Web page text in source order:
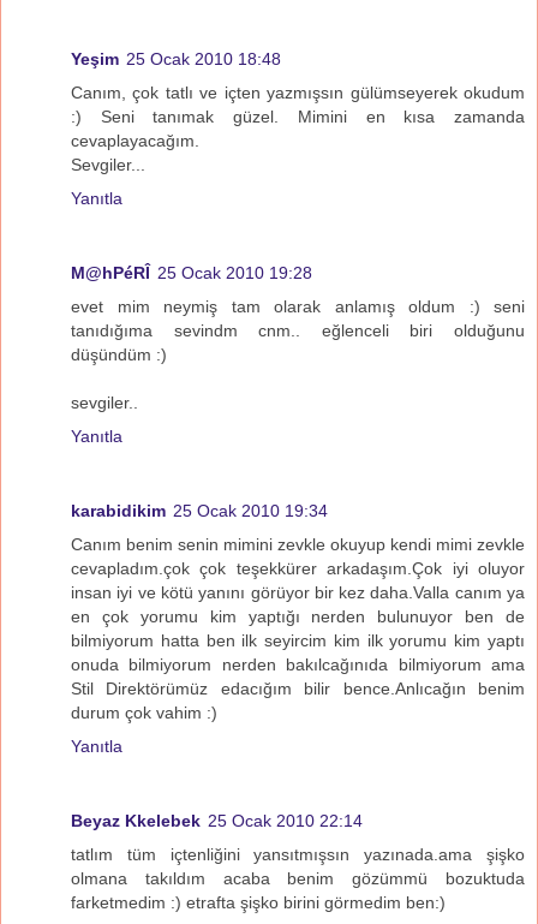
Yeşim 25 Ocak 2010 18:48
Canım, çok tatlı ve içten yazmışsın gülümseyerek okudum
:) Seni tanımak güzel. Mimini en kısa zamanda
cevaplayacağım.
Sevgiler...
Yanıtla
M@hPéRÎ 25 Ocak 2010 19:28
evet mim neymiş tam olarak anlamış oldum :) seni
tanıdığıma sevindm cnm.. eğlenceli biri olduğunu
düşündüm :)
sevgiler..
Yanıtla
karabidikim 25 Ocak 2010 19:34
Canım benim senin mimini zevkle okuyup kendi mimi zevkle
cevapladım.çok çok teşekkürer arkadaşım.Çok iyi oluyor
insan iyi ve kötü yanını görüyor bir kez daha.Valla canım ya
en çok yorumu kim yaptığı nerden bulunuyor ben de
bilmiyorum hatta ben ilk seyircim kim ilk yorumu kim yaptı
onuda bilmiyorum nerden bakılcağınıda bilmiyorum ama
Stil Direktörümüz edacığım bilir bence.Anlıcağın benim
durum çok vahim :)
Yanıtla
Beyaz Kkelebek 25 Ocak 2010 22:14
tatlım tüm içtenliğini yansıtmışsın yazınada.ama şişko
olmana takıldım acaba benim gözümmü bozuktuda
farketmedim :) etrafta şişko birini görmedim ben:)